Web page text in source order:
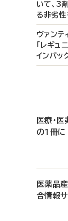
いて、3
る非劣性
ヴァン
「レギ
インバッ
医療・
の1冊に
医薬品
合情報サ